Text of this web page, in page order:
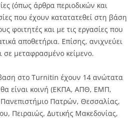
(όπως άρθρα περιοδικών και
που έχουν κατατατεθεί στη βάση
φοιτητές και με τις εργασίες που
αποθετήρια. Επίσης, ανιχνεύει
σε μεταφρασμένο κείμενο.
στο Turnitin έχουν 14 ανώτατα
είναι κοινή (ΕΚΠΑ, ΑΠΘ, ΕΜΠ,
Πατρών, Θεσσαλίας,
Πειραιώς, Δυτικής Μακεδονίας,